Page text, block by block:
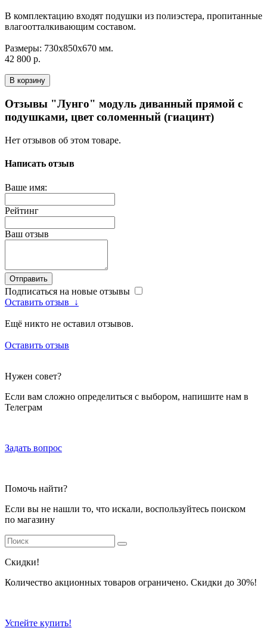
В комплектацию входят подушки из полиэстера, пропитанные
влагоотталкивающим составом.
Размеры: 730х850х670 мм.
42 800 р.
В корзину
Отзывы "Лунго" модуль диванный прямой с
подушками, цвет соломенный (гиацинт)
Нет отзывов об этом товаре.
Написать отзыв
Ваше имя:
Рейтинг
Ваш отзыв
Отправить
Подписаться на новые отзывы
Оставить отзыв
↓
Ещё никто не оставил отзывов.
Оставить отзыв
Нужен совет?
Если вам сложно определиться с выбором, напишите нам в
Телеграм
Задать вопрос
Помочь найти?
Если вы не нашли то, что искали, воспользуйтесь поиском
по магазину
Скидки!
Количество акционных товаров ограничено. Скидки до 30%!
Успейте купить!